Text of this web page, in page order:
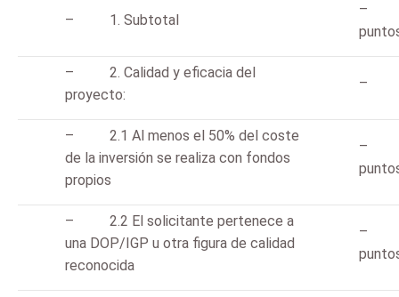
– 1. Subtotal
–
– 2. Calidad y eficacia del
proyecto:
– 2.1 Al menos el 50% del coste
de la inversión se realiza con fondos
propios
–
– 2.2 El solicitante pertenece a
una DOP/IGP u otra figura de calidad
reconocida
–